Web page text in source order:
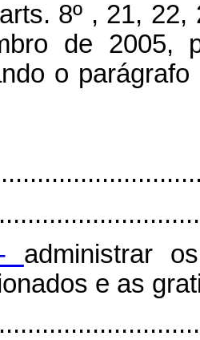
8º , 21,
de 2005,
o
administrar
e as